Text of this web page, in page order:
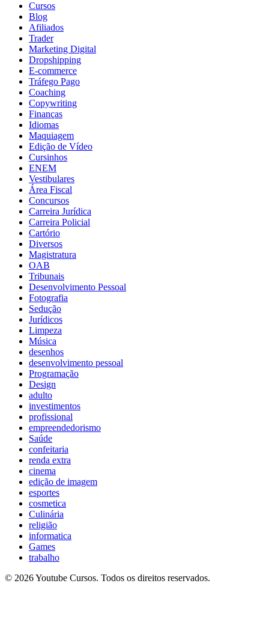
Cursos
Blog
Afiliados
Trader
Marketing Digital
Dropshipping
E-commerce
Tráfego Pago
Coaching
Copywriting
Finanças
Idiomas
Maquiagem
Edição de Vídeo
Cursinhos
ENEM
Vestibulares
Área Fiscal
Concursos
Carreira Jurídica
Carreira Policial
Cartório
Diversos
Magistratura
OAB
Tribunais
Desenvolvimento Pessoal
Fotografia
Sedução
Jurídicos
Limpeza
Música
desenhos
desenvolvimento pessoal
Programação
Design
adulto
investimentos
profissional
empreendedorismo
Saúde
confeitaria
renda extra
cinema
edição de imagem
esportes
cosmetica
Culinária
religião
informatica
Games
trabalho
© 2026 Youtube Cursos. Todos os direitos reservados.